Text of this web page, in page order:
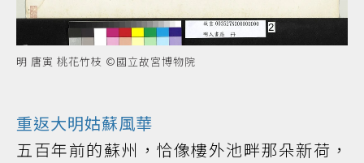
明 唐寅 桃花竹枝 ©國立故宮博物院
重返大明姑蘇風華
五百年前的蘇州，恰像樓外池畔那朵新荷，